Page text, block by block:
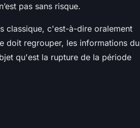
pas sans risque.
classique, c'est-à-dire oralement
doit regrouper, les informations du
qu'est la rupture de la période